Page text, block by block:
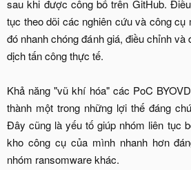
sau khi được công bố trên GitHub.
tục theo dõi các nghiên cứu và công
đó nhanh chóng đánh giá, điều chỉnh
dịch tấn công thực tế.
Khả năng "vũ khí hóa" các PoC
thành một trong những lợi thế đáng
Đây cũng là yếu tố giúp nhóm liên tục
kho công cụ của mình nhanh hơn
nhóm ransomware khác.​